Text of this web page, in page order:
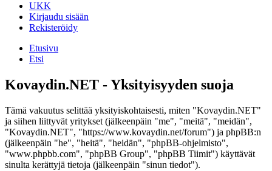
UKK
Kirjaudu sisään
Rekisteröidy
Etusivu
Etsi
Kovaydin.NET - Yksityisyyden suoja
Tämä vakuutus selittää yksityiskohtaisesti, miten "Kovaydin.NET"
ja siihen liittyvät yritykset (jälkeenpäin "me", "meitä", "meidän",
"Kovaydin.NET", "https://www.kovaydin.net/forum") ja phpBB:n
(jälkeenpäin "he", "heitä", "heidän", "phpBB-ohjelmisto",
"www.phpbb.com", "phpBB Group", "phpBB Tiimit") käyttävät
sinulta kerättyjä tietoja (jälkeenpäin "sinun tiedot").